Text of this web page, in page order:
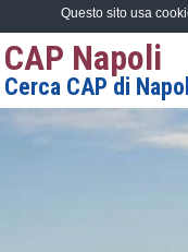
CAP Napoli
Cerca CAP di
Questo sito usa